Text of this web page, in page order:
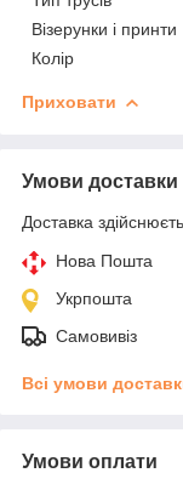
Візерунки і принти
Колір
Приховати
Умови доставки
Доставка
Нова Пошта
Укрпошта
Самовивіз
Всі умови
Умови оплати